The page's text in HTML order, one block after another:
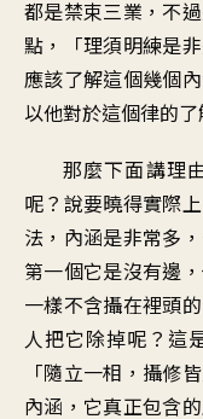
都是禁束三業，不
點，「理須明練是
應該了解這個幾個
以他對於這個律的
那麼下面講理
呢？說要曉得實際
法，內涵是非常多
第一個它是沒有邊
一樣不含攝在裡頭
人把它除掉呢？這
「隨立一相，攝修
內涵，它真正包含